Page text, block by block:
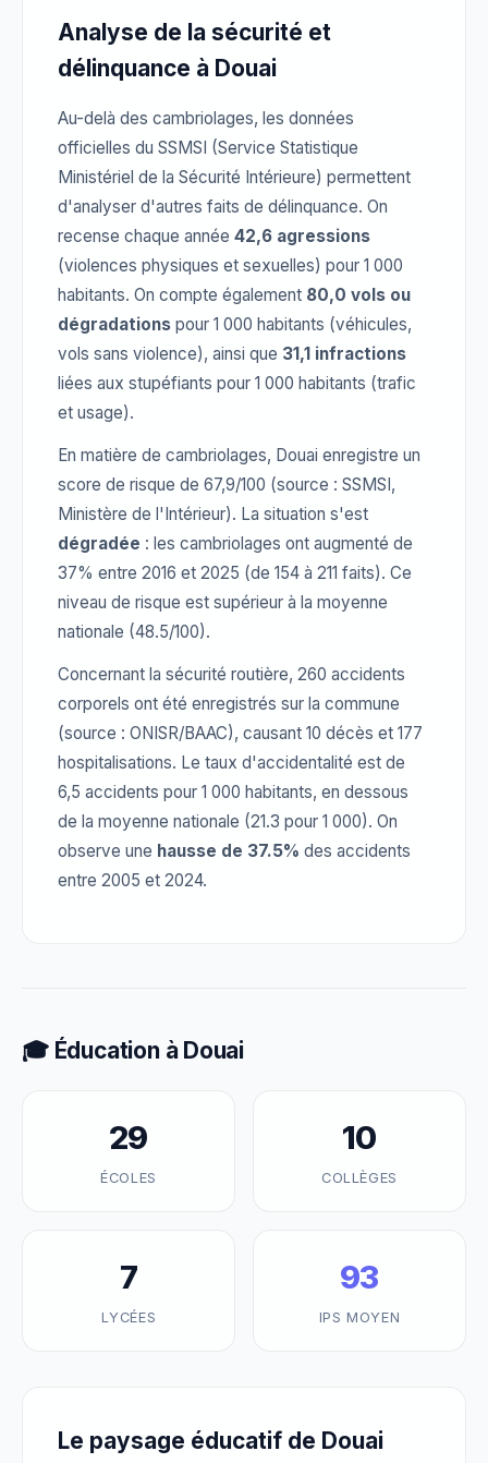
Analyse de la sécurité et
délinquance à Douai
Au-delà des cambriolages, les données
officielles du SSMSI (Service Statistique
Ministériel de la Sécurité Intérieure) permettent
d'analyser d'autres faits de délinquance. On
recense chaque année 42,6 agressions
(violences physiques et sexuelles) pour 1 000
habitants. On compte également 80,0 vols ou
dégradations pour 1 000 habitants (véhicules,
vols sans violence), ainsi que 31,1 infractions
liées aux stupéfiants pour 1 000 habitants (trafic
et usage).
En matière de cambriolages, Douai enregistre un
score de risque de 67,9/100 (source : SSMSI,
Ministère de l'Intérieur). La situation s'est
dégradée : les cambriolages ont augmenté de
37% entre 2016 et 2025 (de 154 à 211 faits). Ce
niveau de risque est supérieur à la moyenne
nationale (48.5/100).
Concernant la sécurité routière, 260 accidents
corporels ont été enregistrés sur la commune
(source : ONISR/BAAC), causant 10 décès et 177
hospitalisations. Le taux d'accidentalité est de
6,5 accidents pour 1 000 habitants, en dessous
de la moyenne nationale (21.3 pour 1 000). On
observe une hausse de 37.5% des accidents
entre 2005 et 2024.
🎓 Éducation à Douai
29
ÉCOLES
10
COLLÈGES
7
LYCÉES
93
IPS MOYEN
Le paysage éducatif de Douai